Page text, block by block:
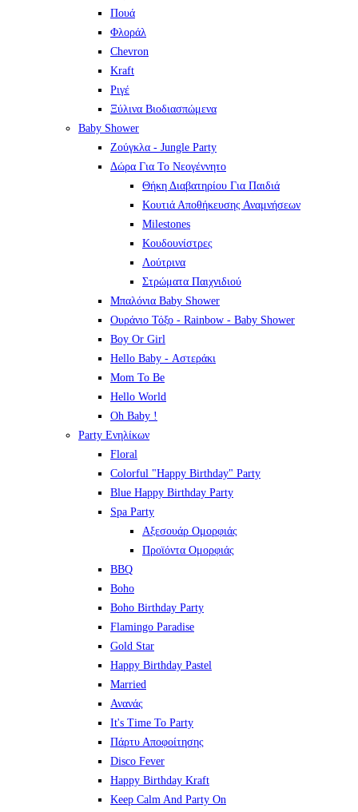
Πουά
Φλοράλ
Chevron
Kraft
Ριγέ
Ξύλινα Βιοδιασπώμενα
Baby Shower
Ζούγκλα - Jungle Party
Δώρα Για Το Νεογέννητο
Θήκη Διαβατηρίου Για Παιδιά
Κουτιά Αποθήκευσης Αναμνήσεων
Milestones
Κουδουνίστρες
Λούτρινα
Στρώματα Παιχνιδιού
Μπαλόνια Baby Shower
Ουράνιο Τόξο - Rainbow - Baby Shower
Boy Or Girl
Hello Baby - Αστεράκι
Mom To Be
Hello World
Oh Baby !
Party Ενηλίκων
Floral
Colorful "Happy Birthday" Party
Blue Happy Birthday Party
Spa Party
Αξεσουάρ Ομορφιάς
Προϊόντα Ομορφιάς
BBQ
Boho
Boho Birthday Party
Flamingo Paradise
Gold Star
Happy Birthday Pastel
Married
Ανανάς
It's Time To Party
Πάρτυ Αποφοίτησης
Disco Fever
Happy Birthday Kraft
Keep Calm And Party On